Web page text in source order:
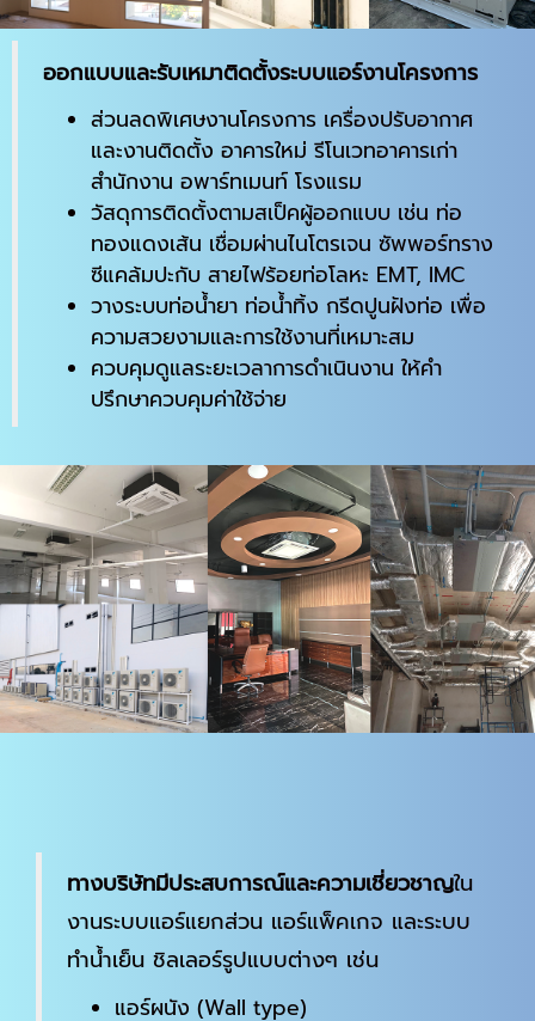
ออกแบบและรับเหมาติดตั้งระบบแอร์งานโครงการ
ส่วนลดพิเศษงานโครงการ เครื่องปรับอากาศ
และงานติดตั้ง อาคารใหม่ รีโนเวทอาคารเก่า
สำนักงาน อพาร์ทเมนท์ โรงแรม
วัสดุการติดตั้งตามสเป็คผู้ออกแบบ เช่น ท่อ
ทองแดงเส้น เชื่อมผ่านไนโตรเจน ซัพพอร์ทราง
ซีแคล้มปะกับ สายไฟร้อยท่อโลหะ EMT, IMC
วางระบบท่อน้ำยา ท่อน้ำทิ้ง กรีดปูนฝังท่อ เพื่อ
ความสวยงามและการใช้งานที่เหมาะสม
ควบคุมดูแลระยะเวลาการดำเนินงาน ให้คำ
ปรึกษาควบคุมค่าใช้จ่าย
ทางบริษัทมีประสบการณ์และความเชี่ยวชาญใน
งานระบบแอร์แยกส่วน แอร์แพ็คเกจ และระบบ
ทำน้ำเย็น ชิลเลอร์รูปแบบต่างๆ เช่น
แอร์ผนัง (Wall type)